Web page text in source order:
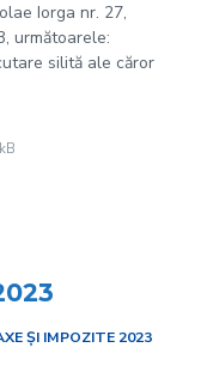
Iorga nr. 27,
următoarele:
silită ale căror
ȘI IMPOZITE 2023